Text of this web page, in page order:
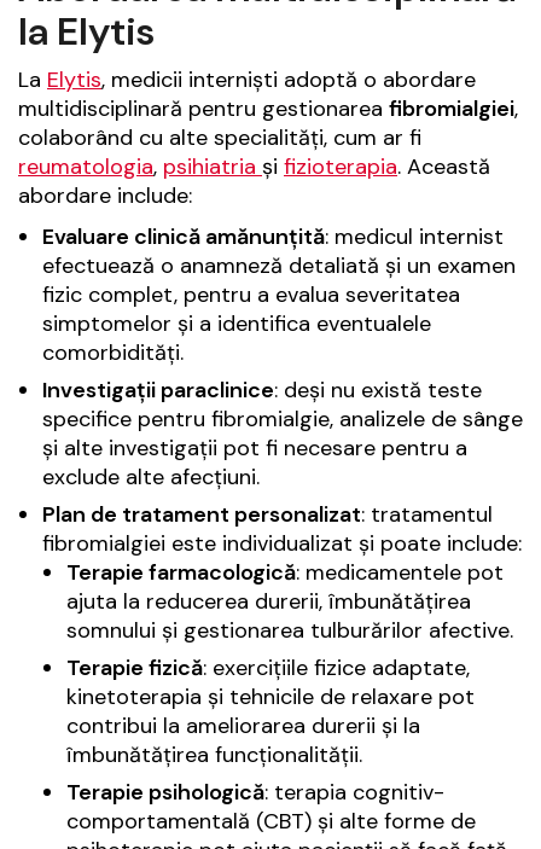
la Elytis
La Elytis, medicii interniști adoptă o abordare
multidisciplinară pentru gestionarea fibromialgiei,
colaborând cu alte specialități, cum ar fi
reumatologia, psihiatria și fizioterapia. Această
abordare include:
Evaluare clinică amănunțită: medicul internist
efectuează o anamneză detaliată și un examen
fizic complet, pentru a evalua severitatea
simptomelor și a identifica eventualele
comorbidități.
Investigații paraclinice: deși nu există teste
specifice pentru fibromialgie, analizele de sânge
și alte investigații pot fi necesare pentru a
exclude alte afecțiuni.
Plan de tratament personalizat: tratamentul
fibromialgiei este individualizat și poate include:
Terapie farmacologică: medicamentele pot
ajuta la reducerea durerii, îmbunătățirea
somnului și gestionarea tulburărilor afective.
Terapie fizică: exercițiile fizice adaptate,
kinetoterapia și tehnicile de relaxare pot
contribui la ameliorarea durerii și la
îmbunătățirea funcționalității.
Terapie psihologică: terapia cognitiv-
comportamentală (CBT) și alte forme de